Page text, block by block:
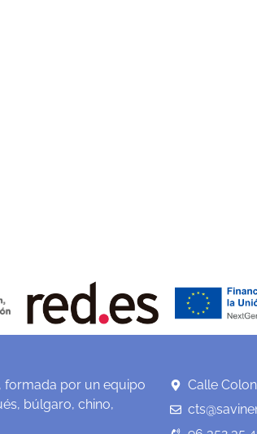
formada por un equipo
búlgaro, chino,
Calle